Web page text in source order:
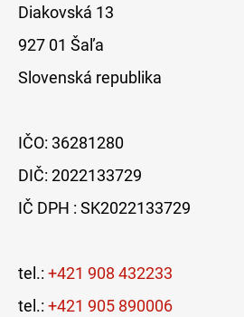
Diakovská 13
927 01 Šaľa
Slovenská republika
IČO: 36281280
DIČ: 2022133729
IČ DPH : SK2022133729
tel.: +421 908 432233
tel.: +421 905 890006